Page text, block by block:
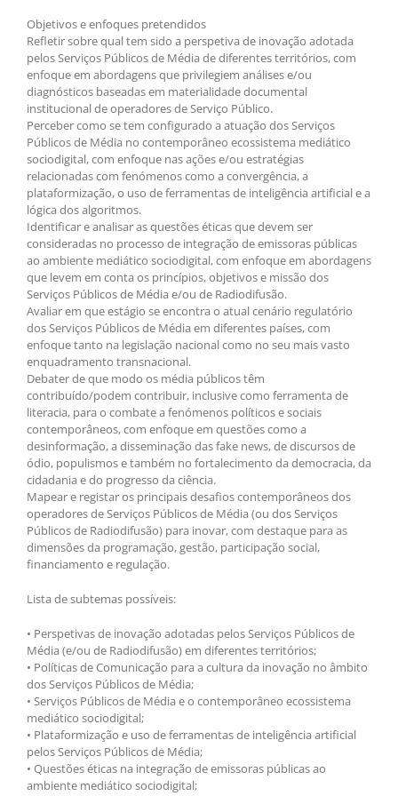
Objetivos e enfoques pretendidos
Refletir sobre qual tem sido a perspetiva de inovação adotada
pelos Serviços Públicos de Média de diferentes territórios, com
enfoque em abordagens que privilegiem análises e/ou
diagnósticos baseadas em materialidade documental
institucional de operadores de Serviço Público.
Perceber como se tem configurado a atuação dos Serviços
Públicos de Média no contemporâneo ecossistema mediático
sociodigital, com enfoque nas ações e/ou estratégias
relacionadas com fenómenos como a convergência, a
plataformização, o uso de ferramentas de inteligência artificial e a
lógica dos algoritmos.
Identificar e analisar as questões éticas que devem ser
consideradas no processo de integração de emissoras públicas
ao ambiente mediático sociodigital, com enfoque em abordagens
que levem em conta os princípios, objetivos e missão dos
Serviços Públicos de Média e/ou de Radiodifusão.
Avaliar em que estágio se encontra o atual cenário regulatório
dos Serviços Públicos de Média em diferentes países, com
enfoque tanto na legislação nacional como no seu mais vasto
enquadramento transnacional.
Debater de que modo os média públicos têm
contribuído/podem contribuir, inclusive como ferramenta de
literacia, para o combate a fenómenos políticos e sociais
contemporâneos, com enfoque em questões como a
desinformação, a disseminação das fake news, de discursos de
ódio, populismos e também no fortalecimento da democracia, da
cidadania e do progresso da ciência.
Mapear e registar os principais desafios contemporâneos dos
operadores de Serviços Públicos de Média (ou dos Serviços
Públicos de Radiodifusão) para inovar, com destaque para as
dimensões da programação, gestão, participação social,
financiamento e regulação.
Lista de subtemas possíveis:
• Perspetivas de inovação adotadas pelos Serviços Públicos de
Média (e/ou de Radiodifusão) em diferentes territórios;
• Políticas de Comunicação para a cultura da inovação no âmbito
dos Serviços Públicos de Média;
• Serviços Públicos de Média e o contemporâneo ecossistema
mediático sociodigital;
• Plataformização e uso de ferramentas de inteligência artificial
pelos Serviços Públicos de Média;
• Questões éticas na integração de emissoras públicas ao
ambiente mediático sociodigital;